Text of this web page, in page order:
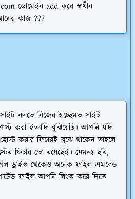
ডোমেইন add করে স্বাধীন
কাজ ???
বলতে নিজের ইচ্ছেমত সাইট
করা ইত্যাদি বুঝিয়েছি। আপনি যদি
করার ফিচারই বুঝে থাকেন তাহলে
ফিচার তো রয়েছেই। যেমনঃ ছবি,
ড্রাইভ থেকেও অনেক ফাইল এমবেড
ফাইল আপনি লিংক করে দিতে